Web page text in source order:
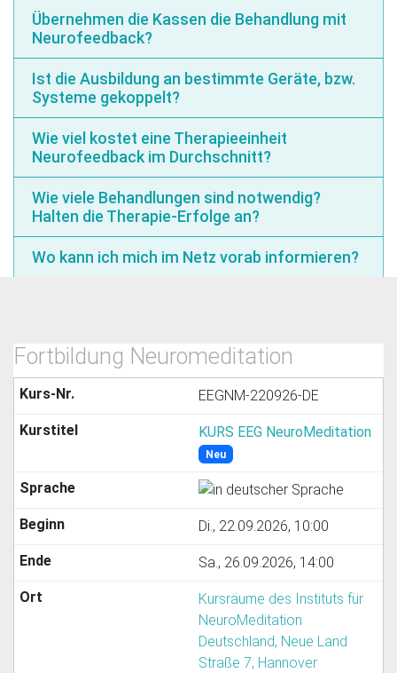
Übernehmen die Kassen die Behandlung mit
Neurofeedback?
Ist die Ausbildung an bestimmte Geräte, bzw.
Systeme gekoppelt?
Wie viel kostet eine Therapieeinheit
Neurofeedback im Durchschnitt?
Wie viele Behandlungen sind notwendig?
Halten die Therapie-Erfolge an?
Wo kann ich mich im Netz vorab informieren?
Fortbildung Neuromeditation
EEGNM-220926-DE
KURS EEG NeuroMeditation
Neu
Di., 22.09.2026, 10:00
Sa., 26.09.2026, 14:00
Kursräume des Instituts für
NeuroMeditation
Deutschland, Neue Land
Straße 7, Hannover